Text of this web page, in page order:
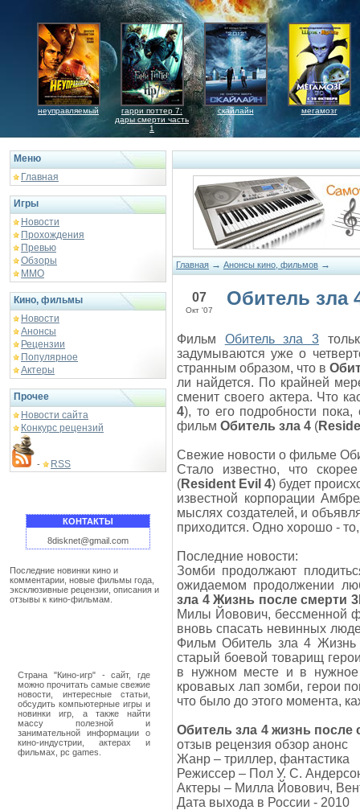
неуправляемый
гарри поттер 7:
дары смерти часть
1
скайлайн мегамозг
Меню
Главная
Игры
Новости
Прохождения
Превью
Обзоры
ММО
Кино, фильмы
Новости
Анонсы
Рецензии
Популярное
Актеры
Прочее
Новости сайта
Конкурс рецензий
- RSS
КОНТАКТЫ
8disknet@gmail.com
Последние новинки кино и
комментарии, новые фильмы года,
эксклюзивные рецензии, описания и
отзывы к кино-фильмам.
Страна "Кино-игр" - сайт, где
можно прочитать самые свежие
новости, интересные статьи,
обсудить компьютерные игры и
новинки игр, а также найти
массу полезной и
занимательной информации о
кино-индустрии, актерах и
фильмах, pc games.
Главная → Анонсы кино, фильмов →
07
Окт '07
Обитель зла
Фильм Обитель зла 3
задумываются уже о
странным образом, что в
ли найдется. По крайней
сменит своего актера. Что
4), то его подробности
фильм Обитель зла 4 (
Свежие новости о фильме
Стало известно, что
(Resident Evil 4) будет
известной корпорации
мыслях создателей, и
приходится. Одно хорошо -
Последние новости:
Зомби продолжают
ожидаемом продолжении
зла 4 Жизнь после смерти
Милы Йовович, бессменной
вновь спасать невинных
Фильм Обитель зла 4 Жизнь
старый боевой товарищ
в нужном месте и в
кровавых лап зомби, герои
что было до этого момента,
Обитель зла 4 жизнь после
отзыв рецензия обзор анонс
Жанр – триллер, фантастика
Режиссер – Пол У. С.
Актеры – Милла Йовович,
Дата выхода в России - 2010